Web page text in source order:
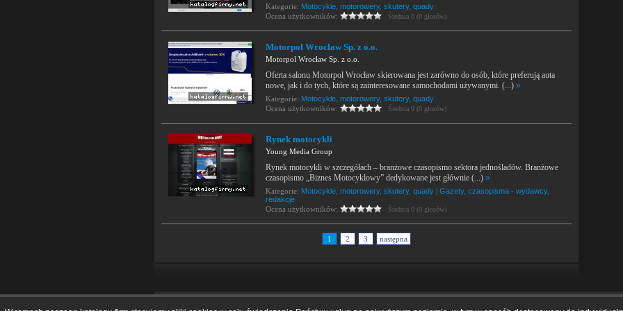
Kategorie: Motocykle, motorowery, skutery, quady
Ocena użytkowników:
Średnia 0 (0 głosów)
Motorpol Wrocław Sp. z o.o.
Motorpol Wrocław Sp. z o.o.
Oferta salonu Motorpol Wrocław skierowana jest zarówno do osób, które preferują auta
nowe, jak i do tych, które są zainteresowane samochodami używanymi. (...) »
Kategorie: Motocykle, motorowery, skutery, quady
Ocena użytkowników:
Średnia 0 (0 głosów)
Rynek motocykli
Young Media Group
Rynek motocykli w szczegółach – branżowe czasopismo sektora jednośladów. Branżowe
czasopismo „Biznes Motocyklowy” dedykowane jest głównie (...) »
Kategorie: Motocykle, motorowery, skutery, quady | Gazety, czasopisma - wydawcy,
redakcje
Ocena użytkowników:
Średnia 0 (0 głosów)
1 2 3 następna
Home|O katalogu|Dodaj firmę|Regulamin|Kontakt|Tagi|RSS|Mapa strony